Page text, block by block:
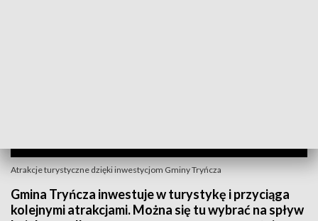
Atrakcje turystyczne dzięki inwestycjom Gminy Tryńcza
Gmina Tryńcza inwestuje w turystykę i przyciąga
kolejnymi atrakcjami. Można się tu wybrać na spływ